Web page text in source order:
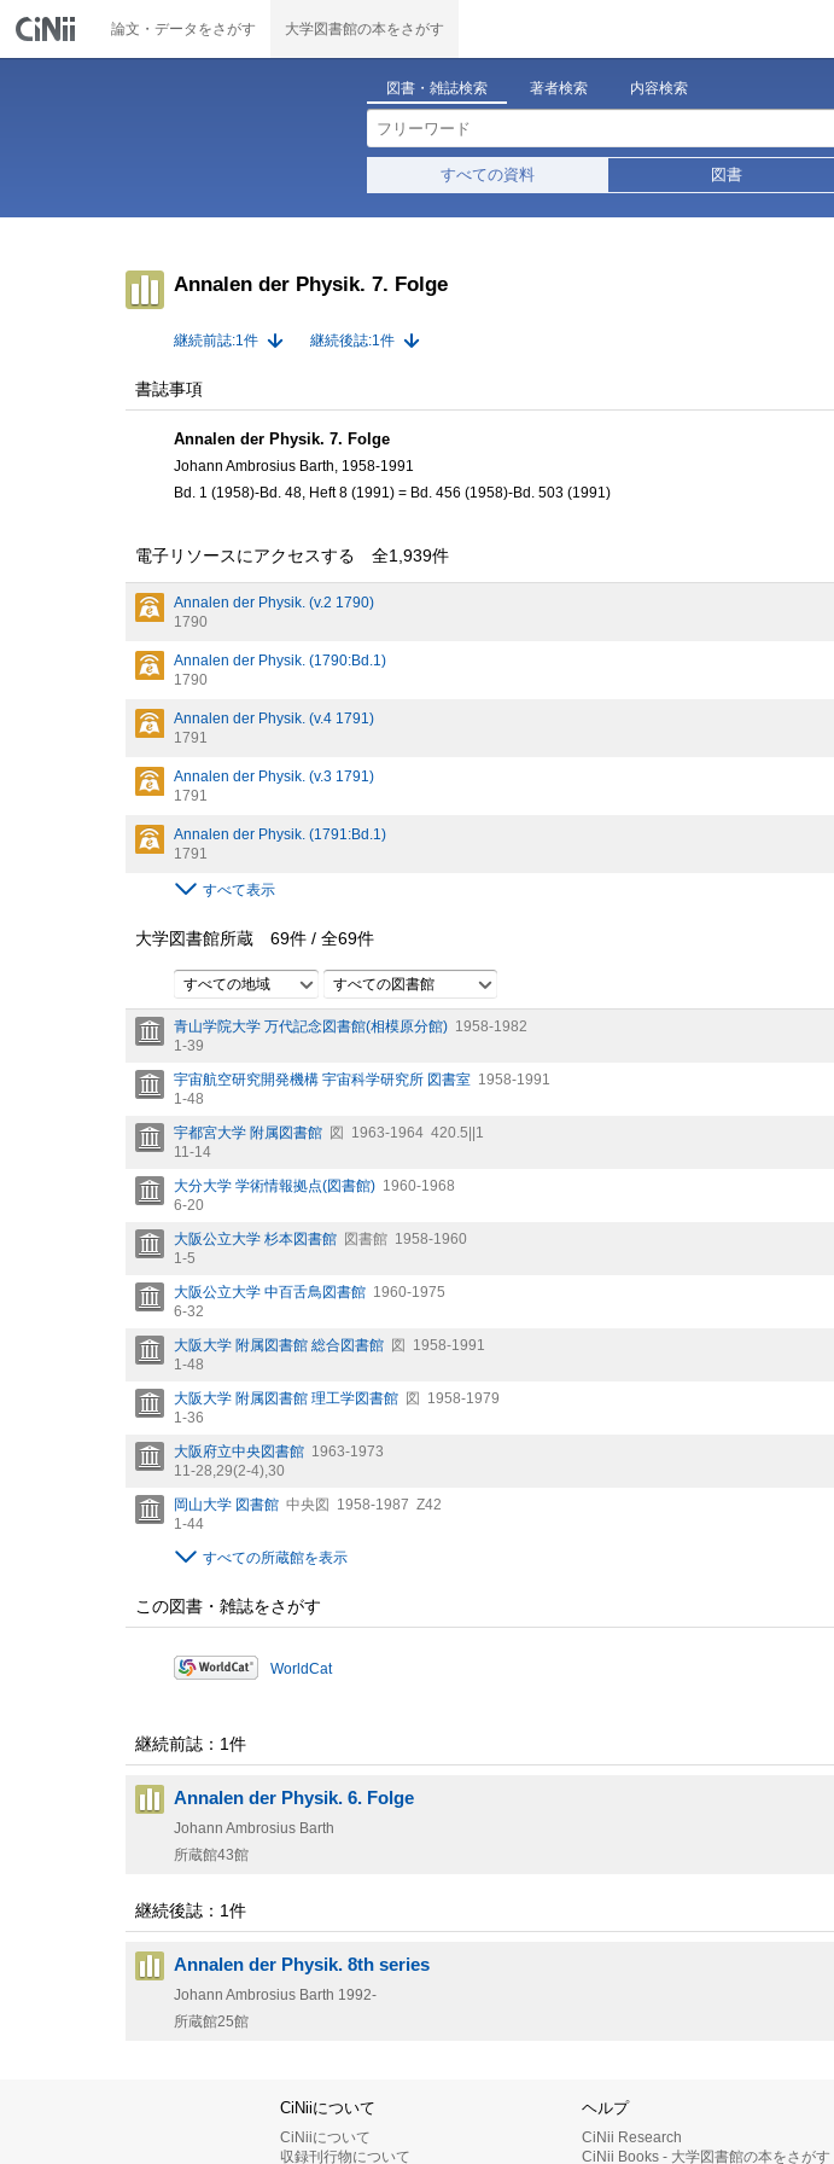
論文・データをさがす 大学図書館の本をさがす
図書・雑誌検索 著者検索 内容検索
すべての資料 図書
Annalen der Physik. 7. Folge
継続前誌:1件 継続後誌:1件
書誌事項
Annalen der Physik. 7. Folge
Johann Ambrosius Barth, 1958-1991
Bd. 1 (1958)-Bd. 48, Heft 8 (1991) = Bd. 456 (1958)-Bd. 503 (1991)
電子リソースにアクセスする 全1,939件
Annalen der Physik. (v.2 1790)
1790
Annalen der Physik. (1790:Bd.1)
1790
Annalen der Physik. (v.4 1791)
1791
Annalen der Physik. (v.3 1791)
1791
Annalen der Physik. (1791:Bd.1)
1791
すべて表示
大学図書館所蔵 69件 / 全69件
すべての地域 すべての図書館
青山学院大学 万代記念図書館(相模原分館) 1958-1982
1-39
宇宙航空研究開発機構 宇宙科学研究所 図書室 1958-1991
1-48
宇都宮大学 附属図書館 図 1963-1964 420.5||1
11-14
大分大学 学術情報拠点(図書館) 1960-1968
6-20
大阪公立大学 杉本図書館 図書館 1958-1960
1-5
大阪公立大学 中百舌鳥図書館 1960-1975
6-32
大阪大学 附属図書館 総合図書館 図
1958-1991
1-48
大阪大学 附属図書館 理工学図書館 図
1958-1979
1-36
大阪府立中央図書館 1963-1973
11-28,29(2-4),30
岡山大学 図書館 中央図 1958-1987 Z42
1-44
すべての所蔵館を表示
この図書・雑誌をさがす
WorldCat
継続前誌：1件
Annalen der Physik. 6. Folge
Johann Ambrosius Barth
所蔵館43館
継続後誌：1件
Annalen der Physik. 8th series
Johann Ambrosius Barth 1992-
所蔵館25館
CiNiiについて
CiNiiについて
収録刊行物について
ヘルプ
CiNii Research
CiNii Books - 大学図書館の本をさがす